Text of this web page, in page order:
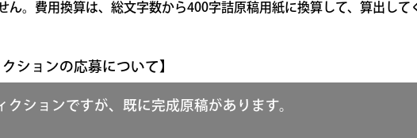
ん。費用換算は、総文字数から400字詰原稿用紙に換算して、算出して
ションの応募について】
クションですが、既に完成原稿があります。